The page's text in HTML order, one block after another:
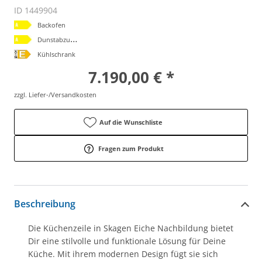
ID 1449904
Backofen
D
unstabzugshaube
Kühlschrank
7.190,00 € *
zzgl. Liefer-/Versandkosten
Auf die Wunschliste
Fragen zum Produkt
Beschreibung
Die Küchenzeile in Skagen Eiche Nachbildung bietet
Dir eine stilvolle und funktionale Lösung für Deine
Küche. Mit ihrem modernen Design fügt sie sich